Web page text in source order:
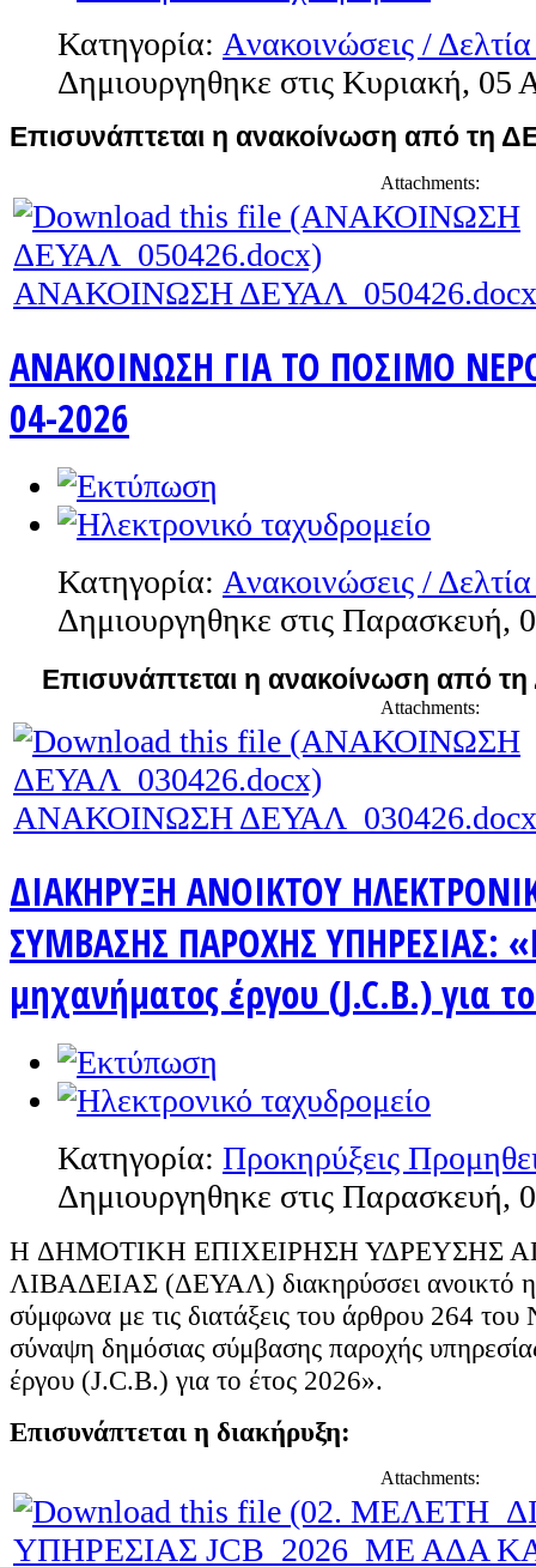
Κατηγορία: Aνακοινώσεις /
Δημιουργηθηκε στις Κυριακή, 05
Επισυνάπτεται η ανακοίνωση από τη
Attachments:
ΑΝΑΚΟΙΝΩΣΗ ΔΕΥΑΛ_050426.docx
ΑΝΑΚΟΙΝΩΣΗ ΓΙΑ ΤΟ ΠΟΣΙΜΟ
04-2026
Κατηγορία: Aνακοινώσεις /
Δημιουργηθηκε στις Παρασκευή,
Επισυνάπτεται η ανακοίνωση από
Attachments:
ΑΝΑΚΟΙΝΩΣΗ ΔΕΥΑΛ_030426.docx
ΔΙΑΚΗΡΥΞΗ ΑΝΟΙΚΤΟΥ
ΣΥΜΒΑΣΗΣ ΠΑΡΟΧΗΣ ΥΠΗΡΕΣΙΑΣ:
μηχανήματος έργου (J.C.B.) για
Κατηγορία: Προκηρύξεις
Δημιουργηθηκε στις Παρασκευή,
H ΔΗΜΟΤΙΚΗ ΕΠΙΧΕΙΡΗΣΗ ΥΔΡΕΥΣΗΣ
ΛΙΒΑΔΕΙΑΣ (ΔΕΥΑΛ) διακηρύσσει ανοικτό
σύμφωνα με τις διατάξεις του άρθρου 264
σύναψη δημόσιας σύμβασης παροχής
έργου (J.C.B.) για το έτος 2026».
Επισυνάπτεται η διακήρυξη:
Attachments: